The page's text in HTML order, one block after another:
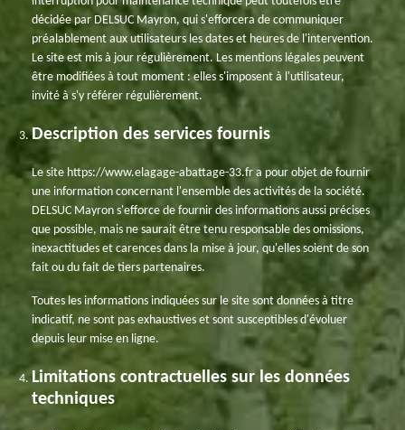
décidée par DELSUC Mayron, qui s'efforcera de communiquer
préalablement aux utilisateurs les dates et heures de l'intervention.
Le site est mis à jour régulièrement. Les mentions légales peuvent
être modifiées à tout moment : elles s'imposent à l'utilisateur,
invité à s'y référer régulièrement.
Description des services fournis
Le site https://www.elagage-abattage-33.fr a pour objet de fournir
une information concernant l'ensemble des activités de la société.
DELSUC Mayron s'efforce de fournir des informations aussi précises
que possible, mais ne saurait être tenu responsable des omissions,
inexactitudes et carences dans la mise à jour, qu'elles soient de son
fait ou du fait de tiers partenaires.
Toutes les informations indiquées sur le site sont données à titre
indicatif, ne sont pas exhaustives et sont susceptibles d'évoluer
depuis leur mise en ligne.
Limitations contractuelles sur les données
techniques